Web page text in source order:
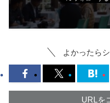
よかったら
URLを